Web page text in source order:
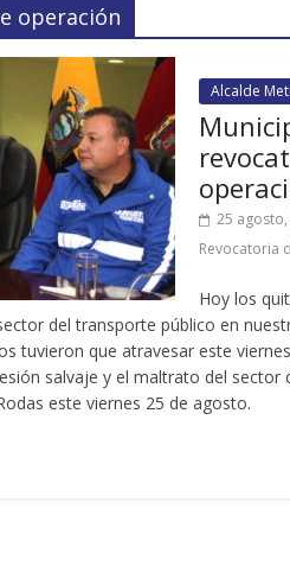
operación
Alcalde
25 agosto,
Revocatoria
Hoy los
del transporte público en
tuvieron que atravesar este
salvaje y el maltrato del sector
este viernes 25 de agosto.